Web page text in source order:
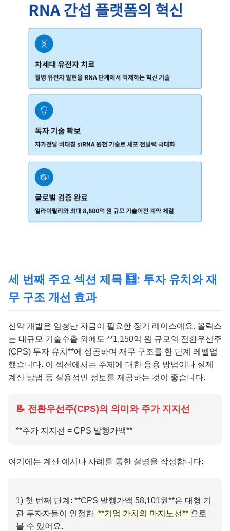
세 번째 주요 섹션 제목 🧮: 투자 유치와 재
무 구조 개선 효과
신약 개발은 엄청난 자금이 필요한 장기 레이스예요. 올릭스
는 대규모 기술수출 외에도 **1,150억 원 규모의 전환우선주
(CPS) 투자 유치**에 성공하며 재무 구조를 한 단계 레벨업
했습니다. 이 섹션에서는 주제에 대한 응용 방법이나 실제
계산 방법 등 실용적인 정보를 제공하는 것이 좋습니다.
📝 전환우선주(CPS)의 의미와 주가 지지선
**주가 지지선 = CPS 발행가액**
여기에는 계산 예시나 사례를 통한 설명을 작성합니다:
1) 첫 번째 단계: **CPS 발행가액 58,101원**은 대형 기
관 투자자들이 인정한 **기업 가치의 마지노선** 으로
볼 수 있어요.